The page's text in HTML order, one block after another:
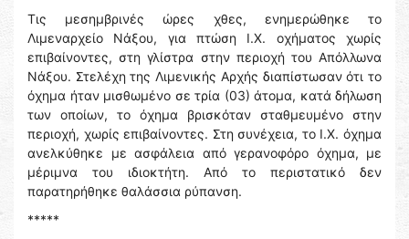
Τις μεσημβρινές ώρες χθες, ενημερώθηκε το
Λιμεναρχείο Νάξου, για πτώση Ι.Χ. οχήματος χωρίς
επιβαίνοντες, στη γλίστρα στην περιοχή του Απόλλωνα
Νάξου. Στελέχη της Λιμενικής Αρχής διαπίστωσαν ότι το
όχημα ήταν μισθωμένο σε τρία (03) άτομα, κατά δήλωση
των οποίων, το όχημα βρισκόταν σταθμευμένο στην
περιοχή, χωρίς επιβαίνοντες. Στη συνέχεια, το Ι.Χ. όχημα
ανελκύθηκε με ασφάλεια από γερανοφόρο όχημα, με
μέριμνα του ιδιοκτήτη. Από το περιστατικό δεν
παρατηρήθηκε θαλάσσια ρύπανση.
*****